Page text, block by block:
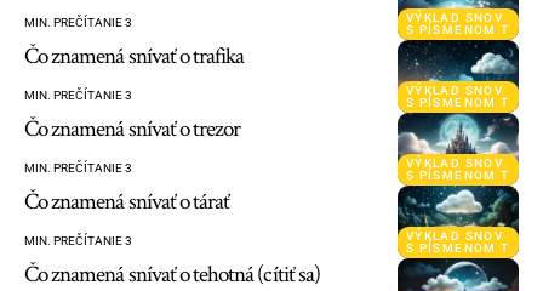
VÝKLAD SNOV
S PÍSMENOM T
MIN. PREČÍTANIE 3
VÝKLAD SNOV
S PÍSMENOM T
Čo znamená snívať o trafika
MIN. PREČÍTANIE 3
VÝKLAD SNOV
S PÍSMENOM T
Čo znamená snívať o trezor
MIN. PREČÍTANIE 3
VÝKLAD SNOV
S PÍSMENOM T
Čo znamená snívať o tárať
MIN. PREČÍTANIE 3
Čo znamená snívať o tehotná (cítiť sa)